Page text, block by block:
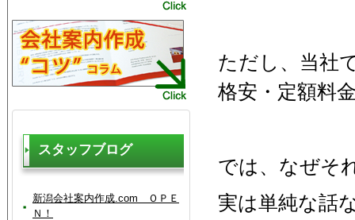
ただし、当社
格安・定額料
では、なぜそ
実は単純な話
スタッフブログ
新潟会社案内作成.com ＯＰＥ
Ｎ！